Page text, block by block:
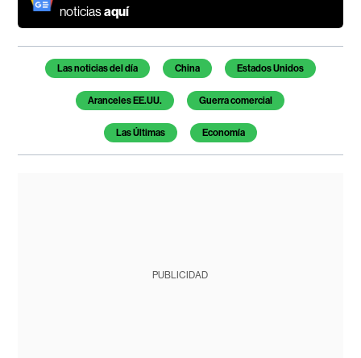
noticiasaquí
Temas de este artículo
Las noticias del día China Estados Unidos
Aranceles EE.UU. Guerra comercial
Las Últimas Economía
PUBLICIDAD